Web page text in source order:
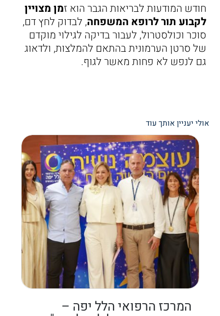
חודש המודעות לבריאות הגבר הוא זמן מצויין
לקבוע תור לרופא המשפחה, לבדוק לחץ דם,
סוכר וכולסטרול, לעבור בדיקה לגילוי מוקדם
של סרטן הערמונית בהתאם להמלצות, ולדאוג
גם לנפש לא פחות מאשר לגוף.
אולי יעניין אותך עוד
המרכז הרפואי הלל יפה –